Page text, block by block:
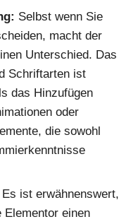
Selbst wenn Sie
macht der
Unterschied. Das
Schriftarten ist
das Hinzufügen
oder
die sowohl
Es ist erwähnenswert,
einen